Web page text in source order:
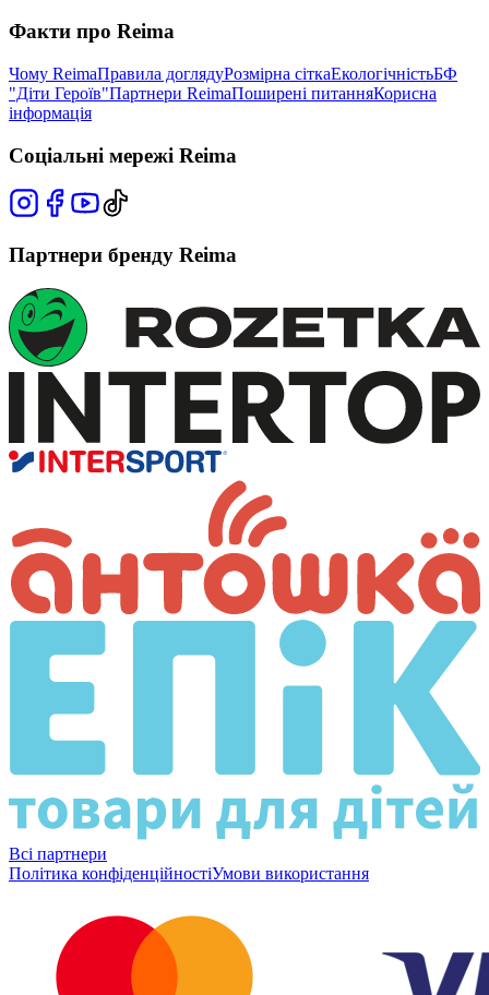
Факти про Reima
Чому ReimaПравила доглядуРозмірна сіткаЕкологічністьБФ
"Діти Героїв"Партнери ReimaПоширені питанняКорисна
інформація
Соціальні мережі Reima
Партнери бренду Reima
Всі партнери
Політика конфіденційностіУмови використання